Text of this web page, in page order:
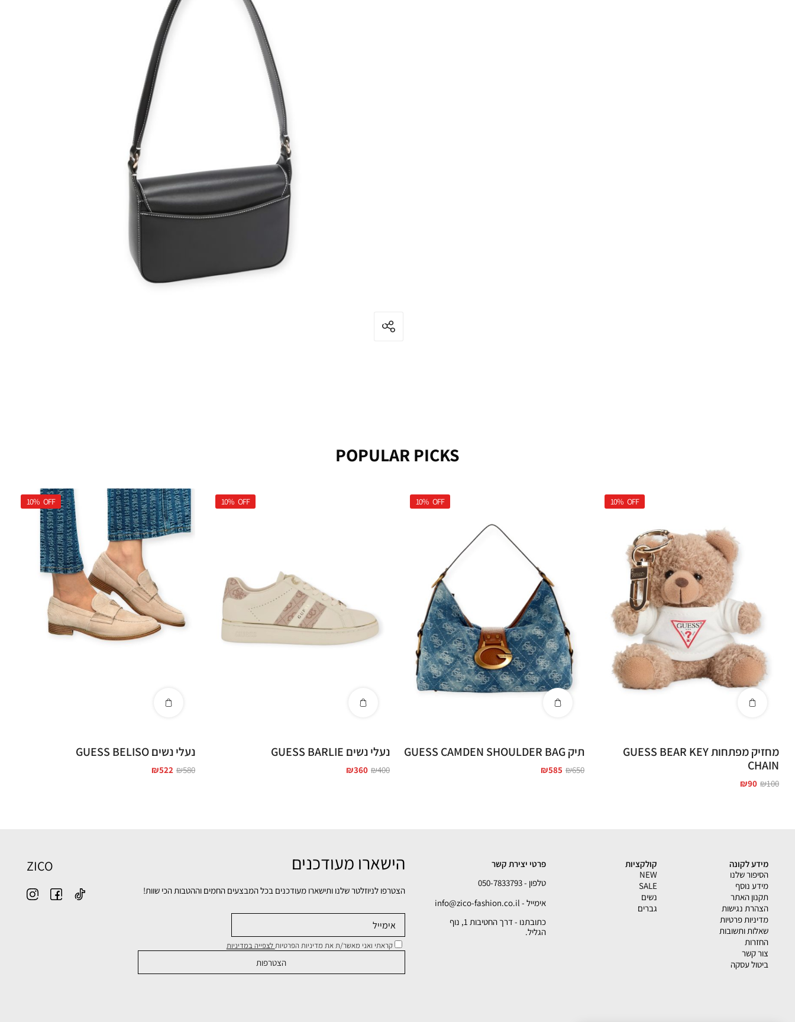
POPULAR PICKS
10% OFF
מחזיק מפתחות GUESS BEAR KEY
CHAIN
₪100
₪90
10% OFF
תיק GUESS CAMDEN SHOULDER BAG
₪650
₪585
10% OFF
נעלי נשים GUESS BARLIE
₪400
₪360
10% OFF
נעלי נשים GUESS BELISO
₪580
₪522
מידע לקונה
הסיפור שלנו
מידע נוסף
תקנון האתר
הצהרת נגישות
מדיניות פרטיות
שאלות ותשובות
החזרות
צור קשר
ביטול עסקה
קולקציות
NEW
SALE
נשים
גברים
פרטי יצירת קשר
טלפון - 050-7833793
אימייל - info@zico-fashion.co.il
כתובתנו - דרך החטיבות 1, נוף
הגליל.
הישארו מעודכנים
הצטרפו לניוזלטר שלנו ותישארו מעודכנים בכל המבצעים החמים וההטבות הכי שוות!
קראתי ואני מאשר/ת את מדיניות הפרטיותלצפייה במדיניות
ZICO